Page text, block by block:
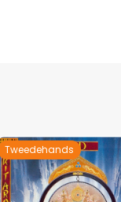
Tweedehands